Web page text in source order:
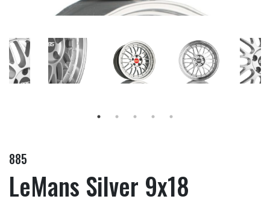
885
LeMans Silver 9x18